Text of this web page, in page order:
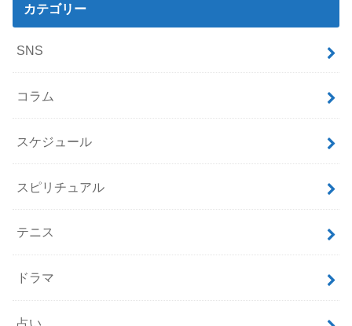
カテゴリー
SNS
コラム
スケジュール
スピリチュアル
テニス
ドラマ
占い